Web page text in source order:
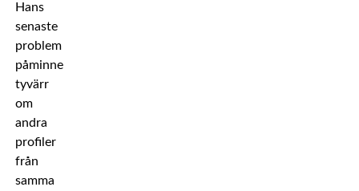
Hans
senaste
problem
påminner
tyvärr
om
andra
profiler
från
samma